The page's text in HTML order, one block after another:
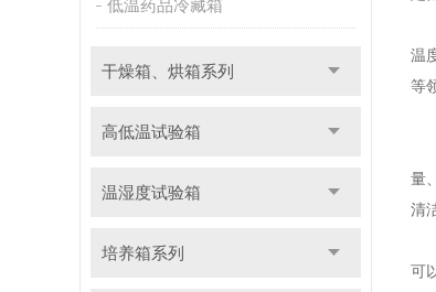
低温药品冷藏箱
干燥箱、烘箱系列
高低温试验箱
温湿度试验箱
培养箱系列
温
等
量
清
可